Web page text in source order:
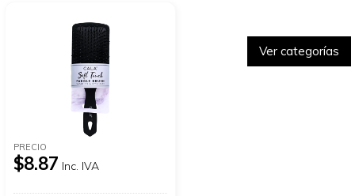
Ver categorías
PRECIO
$8.87 Inc. IVA